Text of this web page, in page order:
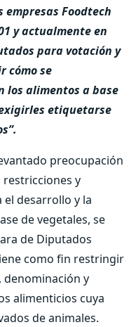
empresas Foodtech
y actualmente en
para votación y
cómo se
los alimentos a base
etiquetarse
preocupación
y
desarrollo y la
de vegetales, se
de Diputados
como fin restringir
denominación y
alimenticios cuya
de animales.